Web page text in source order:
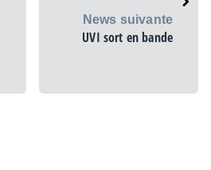
News suivante
UVI sort en bande